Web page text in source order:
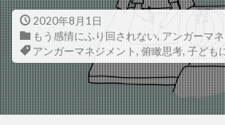
2020年8月1日
もう感情にふり回されない, アンガーマ
アンガーマネジメント, 俯瞰思考, 子ども